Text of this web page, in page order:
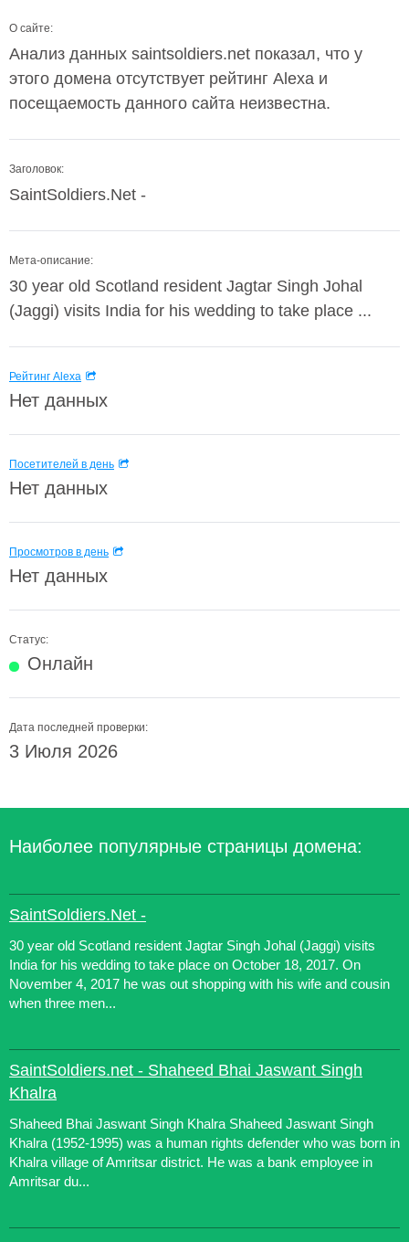
О сайте:
Анализ данных saintsoldiers.net показал, что у
этого домена отсутствует рейтинг Alexa и
посещаемость данного сайта неизвестна.
Заголовок:
SaintSoldiers.Net -
Мета-описание:
30 year old Scotland resident Jagtar Singh Johal
(Jaggi) visits India for his wedding to take place ...
Рейтинг Alexa
Нет данных
Посетителей в день
Нет данных
Просмотров в день
Нет данных
Статус:
Онлайн
Дата последней проверки:
3 Июля 2026
Наиболее популярные страницы домена:
SaintSoldiers.Net -
30 year old Scotland resident Jagtar Singh Johal (Jaggi) visits
India for his wedding to take place on October 18, 2017. On
November 4, 2017 he was out shopping with his wife and cousin
when three men...
SaintSoldiers.net - Shaheed Bhai Jaswant Singh
Khalra
Shaheed Bhai Jaswant Singh Khalra Shaheed Jaswant Singh
Khalra (1952-1995) was a human rights defender who was born in
Khalra village of Amritsar district. He was a bank employee in
Amritsar du...